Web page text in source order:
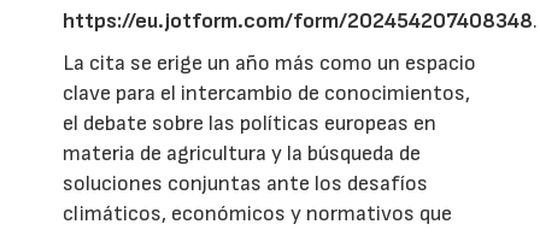
https://eu.jotform.com/form/202454207408348.
La cita se erige un año más como un espacio
clave para el intercambio de conocimientos,
el debate sobre las políticas europeas en
materia de agricultura y la búsqueda de
soluciones conjuntas ante los desafíos
climáticos, económicos y normativos que